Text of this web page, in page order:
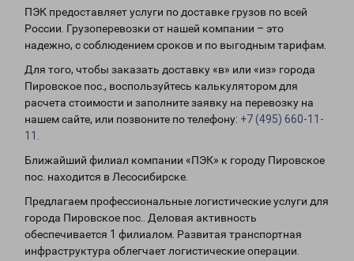
ПЭК предоставляет услуги по доставке грузов по всей
России. Грузоперевозки от нашей компании – это
надежно, с соблюдением сроков и по выгодным тарифам.
Для того, чтобы заказать доставку «в» или «из» города
Пировское пос., воспользуйтесь калькулятором для
расчета стоимости и заполните заявку на перевозку на
нашем сайте, или позвоните по телефону: +7 (495) 660-11-
11
Ближайший филиал компании «ПЭК» к городу Пировское
пос. находится в Лесосибирске.
Предлагаем профессиональные логистические услуги для
города Пировское пос.. Деловая активность
обеспечивается 1 филиалом. Развитая транспортная
инфраструктура облегчает логистические операции.